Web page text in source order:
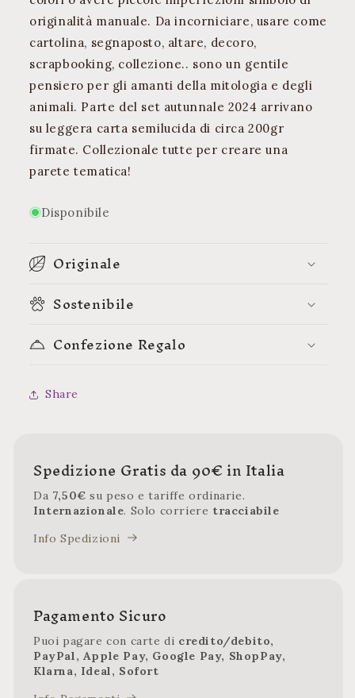
originalità manuale. Da incorniciare, usare come
cartolina, segnaposto, altare, decoro,
scrapbooking, collezione.. sono un gentile
pensiero per gli amanti della mitologia e degli
animali. Parte del set autunnale 2024 arrivano
su leggera carta semilucida di circa 200gr
firmate. Collezionale tutte per creare una
parete tematica!
Disponibile
Originale
Sostenibile
Confezione Regalo
Share
Spedizione Gratis da 90€ in Italia
Da 7,50€su peso e tariffe ordinarie.
Internazionale. Solo corriere tracciabile
Info Spedizioni
Pagamento Sicuro
Puoi pagare con carte di credito/debito,
PayPal, Apple Pay, Google Pay, ShopPay,
Klarna, Ideal, Sofort